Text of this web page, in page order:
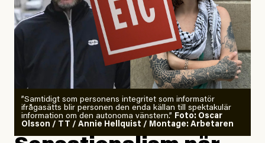
”Samtidigt som personens integritet som informatör
ifrågasätts blir personen den enda källan till spektakulär
information om den autonoma vänstern.” Foto: Oscar
Olsson / TT / Annie Hellquist / Montage: Arbetaren